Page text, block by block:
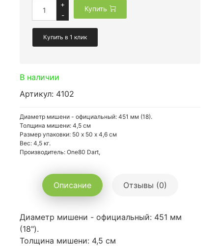
+
-
Купить
Купить в 1 клик
В наличии
Артикул: 4102
Диаметр мишени - официальный: 451 мм (18).
Толщина мишени: 4,5 см
Размер упаковки: 50 х 50 х 4,6 см
Вес: 4,5 кг.
Производитель: One80 Dart,
Описание Отзывы (0)
Диаметр мишени - официальный: 451 мм
(18").
Толщина мишени: 4,5 см